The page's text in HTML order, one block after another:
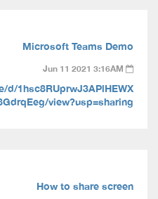
Microsoft Teams Demo
Jun 11 2021 3:16AM
1hsc8RUprwJ3APlHEWX
view?usp=sharing
How to share screen